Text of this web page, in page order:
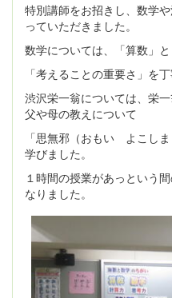
特別講師をお招きし、数学
っていただきました。
数学については、「算数」
「考えることの重要さ」を
渋沢栄一翁については、栄
父や母の教えについて
「思無邪（おもい よこし
学びました。
１時間の授業があっという
なりました。